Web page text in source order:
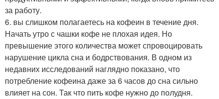
за работу.
6. вы слишком полагаетесь на кофеин в течение дня.
Начать утро с чашки кофе не плохая идея. Но
превышение этого количества может спровоцировать
нарушение цикла сна и бодрствования. В одном из
недавних исследований наглядно показано, что
потребление кофеина даже за 6 часов до сна сильно
влияет на сон. Так что пить кофе нужно до полудня.